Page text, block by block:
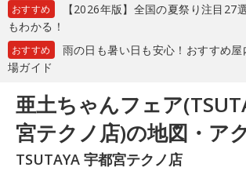
おすすめ
【2026年版】全国の夏祭り注目27
もわかる！
おすすめ
雨の日も暑い日も安心！おすすめ
場ガイド
亜土ちゃんフェア
宮テクノ店)の地図・ア
TSUTAYA 宇都宮テクノ店